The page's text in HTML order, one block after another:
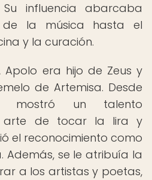
influencia abarcaba
la música hasta el
y la curación.
Apolo era hijo de Zeus y
de Artemisa. Desde
mostró un talento
arte de tocar la lira y
el reconocimiento como
Además, se le atribuía la
a los artistas y poetas,